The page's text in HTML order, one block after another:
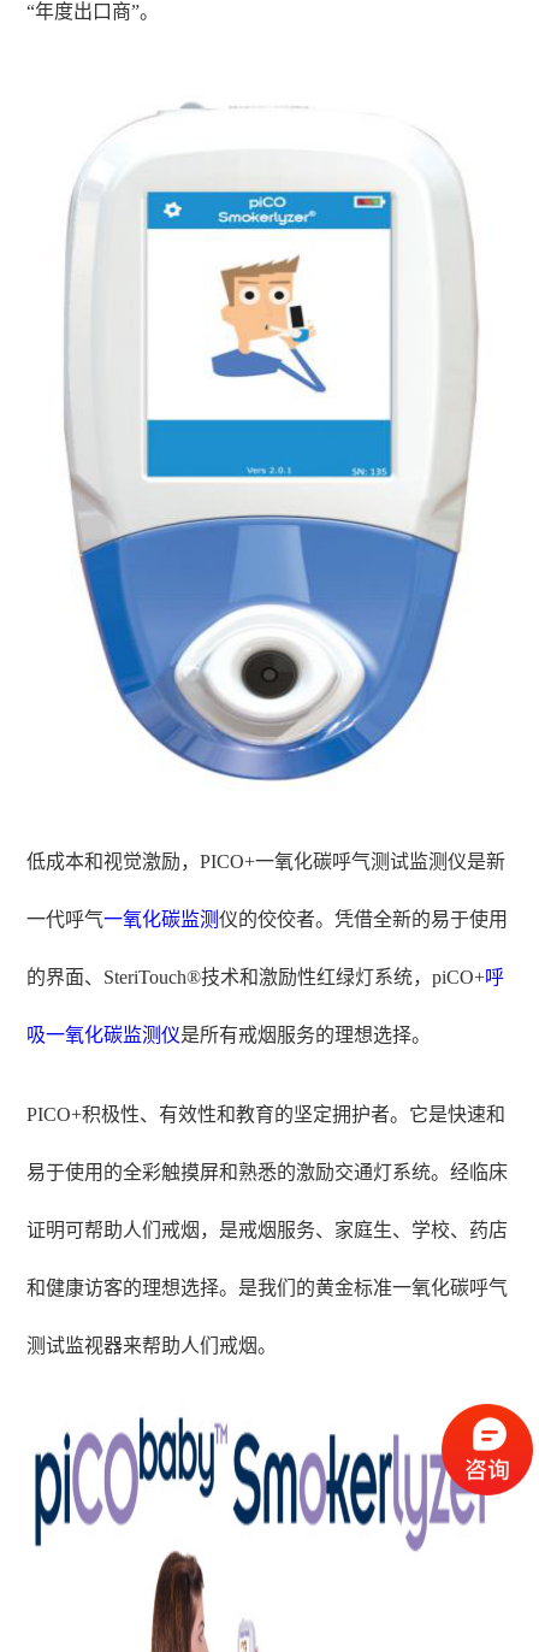
“年度出口商”。
低成本和视觉激励，PICO+一氧化碳呼气测试监测仪是新
一代呼气一氧化碳监测仪的佼佼者。凭借全新的易于使用
的界面、SteriTouch®技术和激励性红绿灯系统，piCO+呼
吸一氧化碳监测仪是所有戒烟服务的理想选择。
PICO+积极性、有效性和教育的坚定拥护者。它是快速和
易于使用的全彩触摸屏和熟悉的激励交通灯系统。经临床
证明可帮助人们戒烟，是戒烟服务、家庭生、学校、药店
和健康访客的理想选择。是我们的黄金标准一氧化碳呼气
测试监视器来帮助人们戒烟。